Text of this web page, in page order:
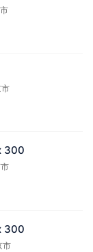
300
300
市